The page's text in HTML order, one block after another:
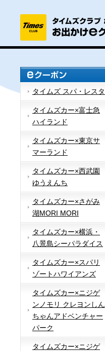
タイムズ スパ・レスタ
タイムズカー×富士急
ハイランド
タイムズカー×東京サ
マーランド
タイムズカー×西武園
ゆうえんち
タイムズカー×さがみ
湖MORI MORI
タイムズカー×横浜・
八景島シーパラダイス
タイムズカー×スパリ
ゾートハワイアンズ
タイムズカー×ニジゲ
ンノモリ クレヨンしん
ちゃんアドベンチャー
パーク
タイムズカー×ニジゲ